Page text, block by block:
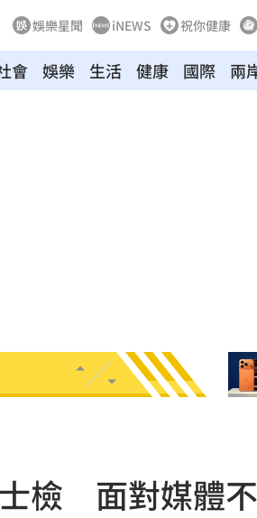
娛樂星聞 iNEWS 祝你健康
會 娛樂 生活 健康 國際 兩
檢 面對媒體不